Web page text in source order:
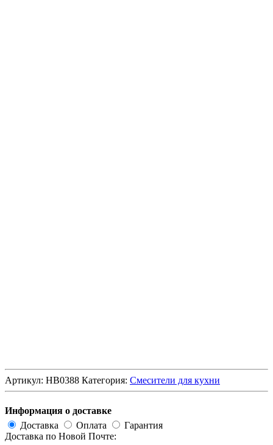
Артикул: HB0388 Категория: Смесители для кухни
Информация о доставке
Доставка
Оплата
Гарантия
Доставка по Новой Почте: